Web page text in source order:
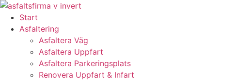
Skip
content
Start
Asfaltering
Asfaltera Väg
Asfaltera Uppfart
Asfaltera Parkeringsplats
Renovera Uppfart & Infart